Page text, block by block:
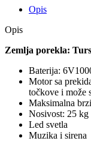
Opis
Opis
Zemlja porekla:
Baterija:
Motor sa
točkove i može
Maksimalna
Nosivost: 25 kg
Led svetla
Muzika i sirena